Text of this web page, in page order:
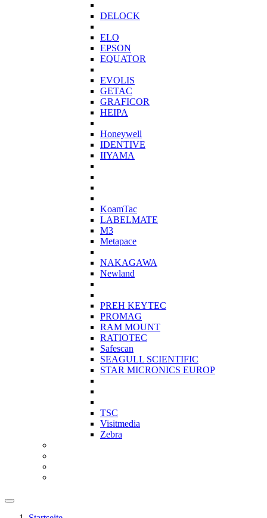
DELOCK
ELO
EPSON
EQUATOR
EVOLIS
GETAC
GRAFICOR
HEIPA
Honeywell
IDENTIVE
IIYAMA
KoamTac
LABELMATE
M3
Metapace
NAKAGAWA
Newland
PREH KEYTEC
PROMAG
RAM MOUNT
RATIOTEC
Safescan
SEAGULL SCIENTIFIC
STAR MICRONICS EUROP
TSC
Visitmedia
Zebra